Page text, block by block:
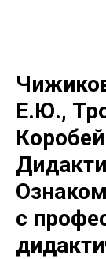
Е.Ю.,
с